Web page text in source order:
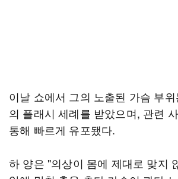
이날 쇼에서 그의 노출된 가슴 부
의 플래시 세례를 받았으며, 관련
통해 빠르게 유포됐다.
하 양은 "의상이 몸에 제대로 맞지